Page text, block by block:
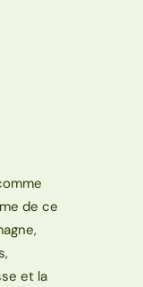
de ce
et la